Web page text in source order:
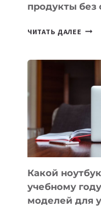
продукты без
ЧИТАТЬ ДАЛЕЕ 7
БЕЗ
Какой
учебному
моделей для